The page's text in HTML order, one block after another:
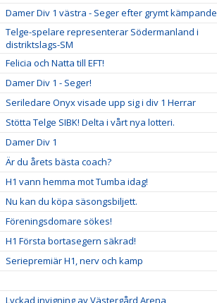
Damer Div 1 västra - Seger efter grymt kämpande
Telge-spelare representerar Södermanland i
distriktslags-SM
Felicia och Natta till EFT!
Damer Div 1 - Seger!
Seriledare Onyx visade upp sig i div 1 Herrar
Stötta Telge SIBK! Delta i vårt nya lotteri.
Damer Div 1
Är du årets bästa coach?
H1 vann hemma mot Tumba idag!
Nu kan du köpa säsongsbiljett.
Föreningsdomare sökes!
H1 Första bortasegern säkrad!
Seriepremiär H1, nerv och kamp
Lyckad invigning av Västergård Arena